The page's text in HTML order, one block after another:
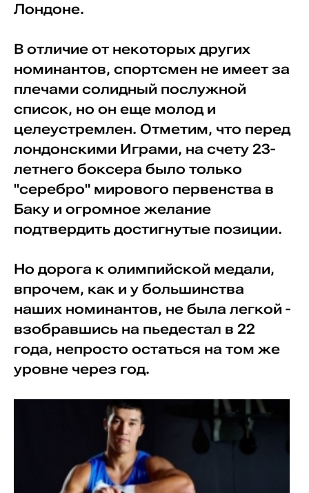
Лондоне.
В отличие от некоторых других
номинантов, спортсмен не имеет за
плечами солидный послужной
список, но он еще молод и
целеустремлен. Отметим, что перед
лондонскими Играми, на счету 23-
летнего боксера было только
"серебро" мирового первенства в
Баку и огромное желание
подтвердить достигнутые позиции.
Но дорога к олимпийской медали,
впрочем, как и у большинства
наших номинантов, не была легкой -
взобравшись на пьедестал в 22
года, непросто остаться на том же
уровне через год.